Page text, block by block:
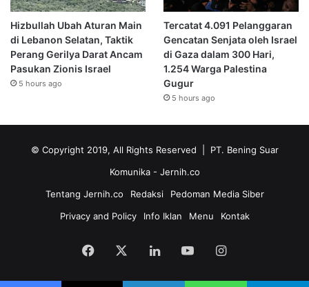
Hizbullah Ubah Aturan Main
di Lebanon Selatan, Taktik
Perang Gerilya Darat Ancam
Pasukan Zionis Israel
5 hours ago
Tercatat 4.091 Pelanggaran
Gencatan Senjata oleh Israel
di Gaza dalam 300 Hari,
1.254 Warga Palestina
Gugur
5 hours ago
© Copyright 2019, All Rights Reserved | PT. Bening Suar
Komunika - Jernih.co
Tentang Jernih.co
Redaksi
Pedoman Media Siber
Privacy and Policy
Info Iklan Menu Kontak
Facebook LinkedInYouTubeInstagram